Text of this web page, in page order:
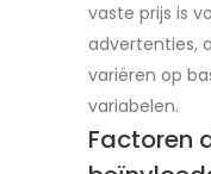
vaste prijs is
advertenties,
variëren op
variabelen.
Factoren